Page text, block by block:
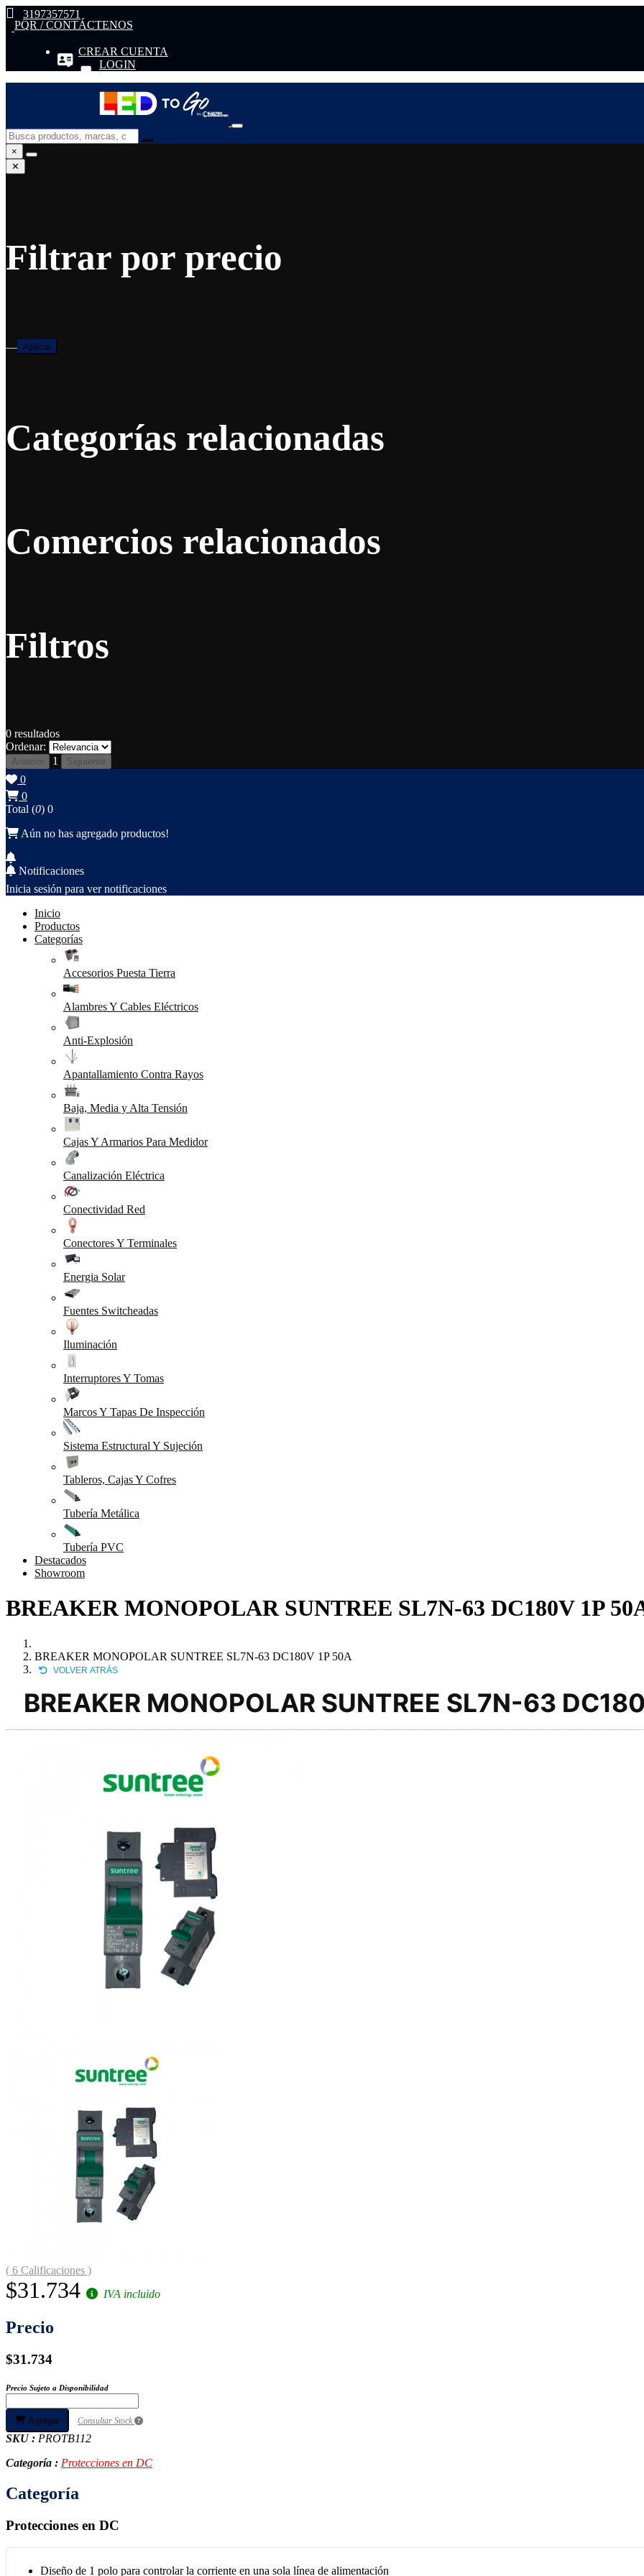
3197357571
PQR / CONTÁCTENOS
CREAR CUENTA
LOGIN
×
✕
Filtrar por precio
— Aplicar
Categorías relacionadas
Comercios relacionados
Filtros
0 resultados
Ordenar:
Anterior 1 Siguiente
0
0
Total (0) 0
Aún no has agregado productos!
Notificaciones
Inicia sesión para ver notificaciones
Inicio
Productos
Categorías
Accesorios Puesta Tierra
Alambres Y Cables Eléctricos
Anti-Explosión
Apantallamiento Contra Rayos
Baja, Media y Alta Tensión
Cajas Y Armarios Para Medidor
Canalización Eléctrica
Conectividad Red
Conectores Y Terminales
Energia Solar
Fuentes Switcheadas
Iluminación
Interruptores Y Tomas
Marcos Y Tapas De Inspección
Sistema Estructural Y Sujeción
Tableros, Cajas Y Cofres
Tubería Metálica
Tubería PVC
Destacados
Showroom
BREAKER MONOPOLAR SUNTREE SL7N-63 DC180V 1P
BREAKER MONOPOLAR SUNTREE SL7N-63 DC180V 1P 50A
VOLVER ATRÁS
BREAKER MONOPOLAR SUNTREE SL7N-63
( 6 Calificaciones )
$31.734 IVA incluido
Precio
$31.734
Precio Sujeto a Disponibilidad
Agregar Consultar Stock
SKU : PROTB112
Categoría : Protecciones en DC
Categoría
Protecciones en DC
Diseño de 1 polo para controlar la corriente en una sola línea de alimentación